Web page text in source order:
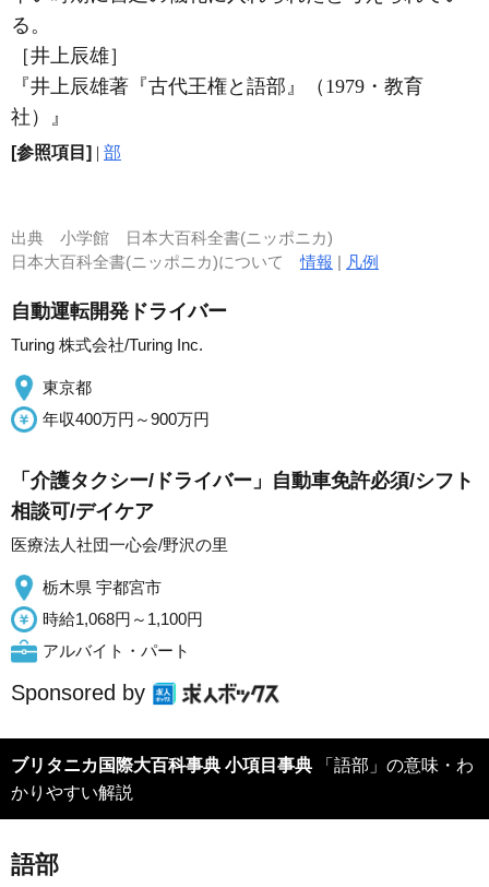
る。
［井上辰雄］
『井上辰雄著『古代王権と語部』（1979・教育
社）』
[参照項目] | 部
出典 小学館 日本大百科全書(ニッポニカ)
日本大百科全書(ニッポニカ)について情報 | 凡例
自動運転開発ドライバー
Turing 株式会社/Turing Inc.
東京都
年収400万円～900万円
「介護タクシー/ドライバー」自動車免許必須/シフト
相談可/デイケア
医療法人社団一心会/野沢の里
栃木県 宇都宮市
時給1,068円～1,100円
アルバイト・パート
Sponsored by
ブリタニカ国際大百科事典 小項目事典
かりやすい解説
語部